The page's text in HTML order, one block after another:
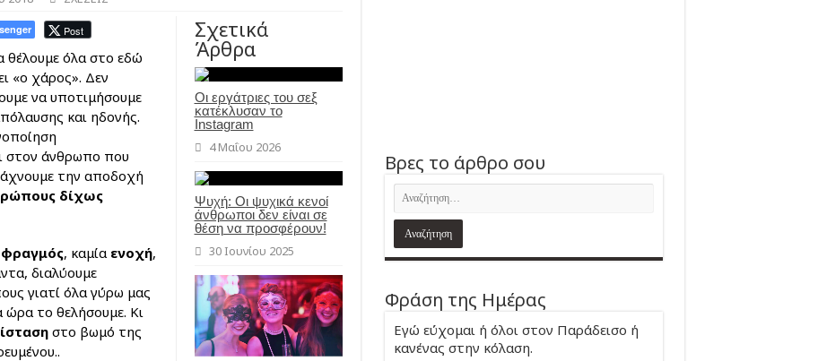
Σχετικά
Άρθρα
Οι εργάτριες του σεξ
κατέκλυσαν το
Instagram
4 Μαΐου 2026
Ψυχή: Οι ψυχικά κενοί
άνθρωποι δεν είναι σε
θέση να προσφέρουν!
30 Ιουνίου 2025
Post
όλα στο εδώ
«ο χάρος». Δεν
να υποτιμήσουμε
και ηδονής.
στον άνθρωπο που
την αποδοχή
δίχως
φραγμός, καμία ενοχή,
διαλύουμε
γιατί όλα γύρω μας
ώρα το θελήσουμε. Κι
στο βωμό της
Βρες το άρθρο σου
Φράση της Ημέρας
Εγώ εύχομαι ή όλοι στον Παράδεισο ή
κανένας στην κόλαση.